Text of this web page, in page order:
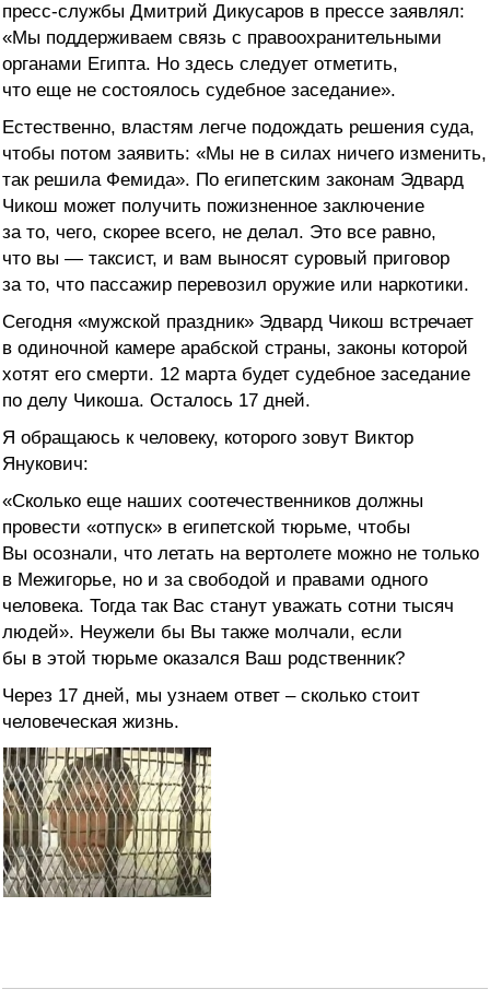
пресс-службы Дмитрий Дикусаров в прессе заявлял:
«Мы поддерживаем связь с правоохранительными
органами Египта. Но здесь следует отметить,
что еще не состоялось судебное заседание».
Естественно, властям легче подождать решения суда,
чтобы потом заявить: «Мы не в силах ничего изменить,
так решила Фемида». По египетским законам Эдвард
Чикош может получить пожизненное заключение
за то, чего, скорее всего, не делал. Это все равно,
что вы — таксист, и вам выносят суровый приговор
за то, что пассажир перевозил оружие или наркотики.
Сегодня «мужской праздник» Эдвард Чикош встречает
в одиночной камере арабской страны, законы которой
хотят его смерти. 12 марта будет судебное заседание
по делу Чикоша. Осталось 17 дней.
Я обращаюсь к человеку, которого зовут Виктор
Янукович:
«Сколько еще наших соотечественников должны
провести «отпуск» в египетской тюрьме, чтобы
Вы осознали, что летать на вертолете можно не только
в Межигорье, но и за свободой и правами одного
человека. Тогда так Вас станут уважать сотни тысяч
людей». Неужели бы Вы также молчали, если
бы в этой тюрьме оказался Ваш родственник?
Через 17 дней, мы узнаем ответ – сколько стоит
человеческая жизнь.